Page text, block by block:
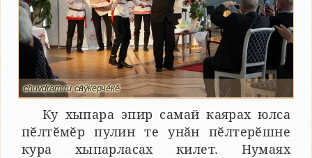
chuvdram.ru сӑнӳкерчӗкӗ
Ку хыпара эпир самай каярах юлса
пӗлтӗмӗр пулин те унӑн пӗлтерӗшне
кура хыпарласах килет. Нумаях